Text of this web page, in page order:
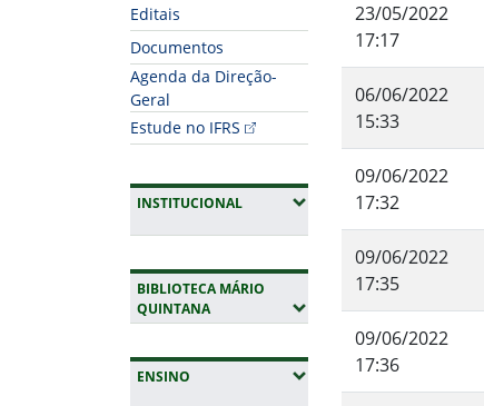
Editais
Documentos
Agenda da Direção-
Geral
Estude no IFRS
INSTITUCIONAL(EXPANDIR SUBMENUS)
BIBLIOTECA MÁRIO
QUINTANA(EXPANDIR SUBMENUS)
ENSINO (EXPANDIR SUBMENUS)
23/05/2022
17:17
06/06/2022
15:33
09/06/2022
17:32
09/06/2022
17:35
09/06/2022
17:36